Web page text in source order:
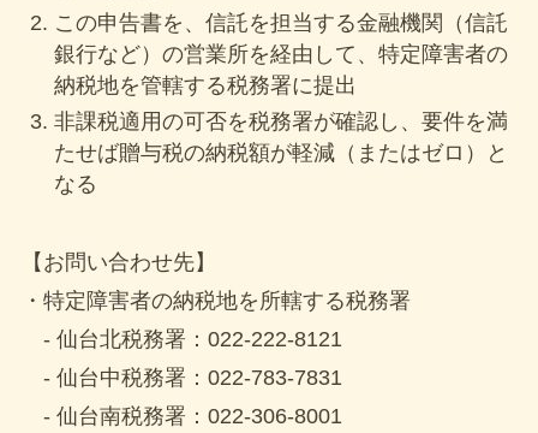
この申告書を、信託を担当する金融機関（信託
銀行など）の営業所を経由して、特定障害者の
納税地を管轄する税務署に提出
非課税適用の可否を税務署が確認し、要件を満
たせば贈与税の納税額が軽減（またはゼロ）と
なる
【お問い合わせ先】
・特定障害者の納税地を所轄する税務署
- 仙台北税務署：022-222-8121
- 仙台中税務署：022-783-7831
- 仙台南税務署：022-306-8001